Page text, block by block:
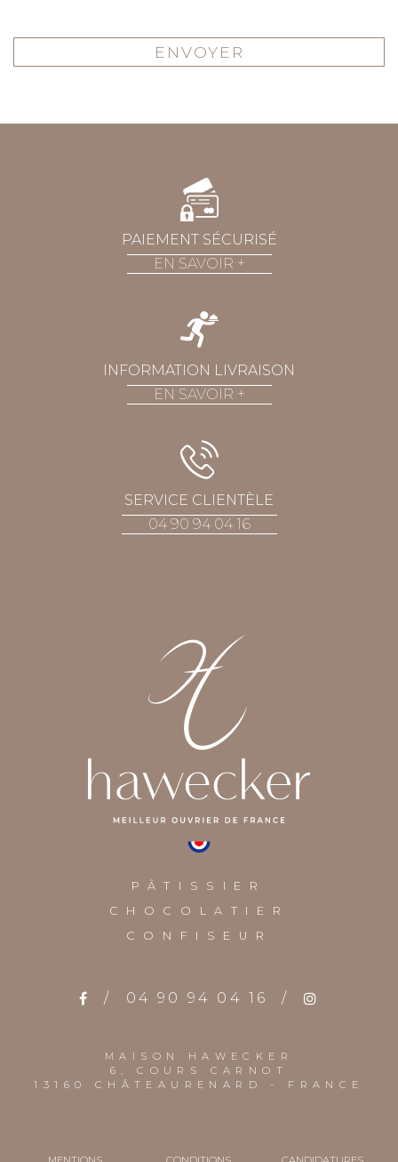
PAIEMENT SÉCURISÉ
EN SAVOIR +
INFORMATION LIVRAISON
EN SAVOIR +
SERVICE CLIENTÈLE
04 90 94 04 16
PÂTISSIER
CHOCOLATIER
CONFISEUR
/ 04 90 94 04 16 /
MAISON HAWECKER
6, COURS CARNOT
13160 CHÂTEAURENARD - FRANCE